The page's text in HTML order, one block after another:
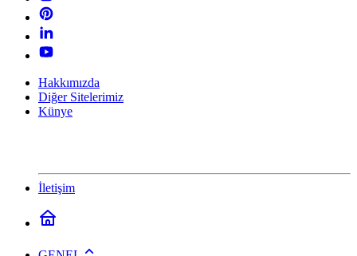
Hakkımızda
Diğer Sitelerimiz
Künye
İletişim